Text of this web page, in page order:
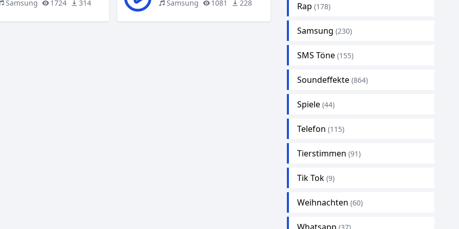
Samsung 1724 314 Samsung 1081 228 Rap (178)
Samsung (230)
SMS Töne (155)
Soundeffekte (864)
Spiele (44)
Telefon (115)
Tierstimmen (91)
Tik Tok (9)
Weihnachten (60)